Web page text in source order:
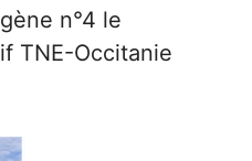
n°4 le
TNE-Occitanie